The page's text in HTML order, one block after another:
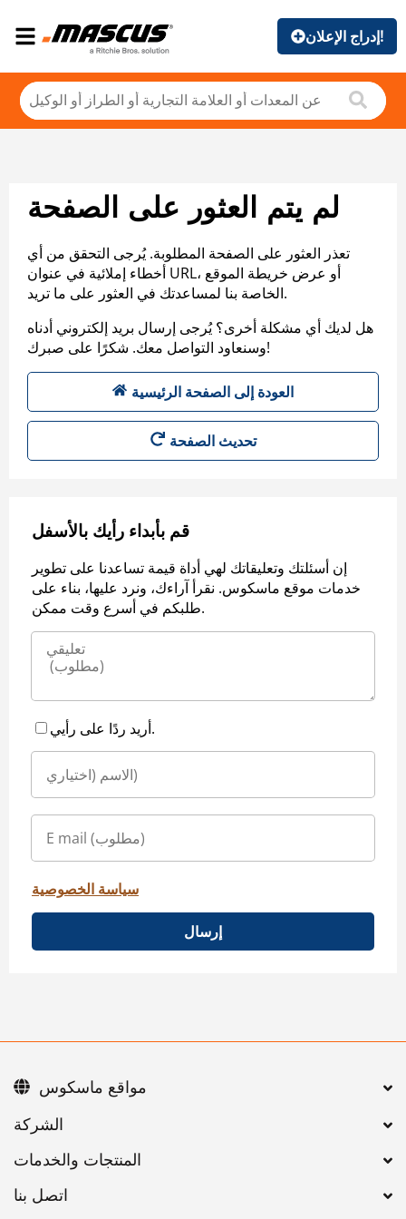
إدراج الإعلان!
لم يتم العثور على الصفحة
تعذر العثور على الصفحة المطلوبة. يُرجى التحقق من أي
أخطاء إملائية في عنوان URL، أو عرض خريطة الموقع
الخاصة بنا لمساعدتك في العثور على ما تريد.
هل لديك أي مشكلة أخرى؟ يُرجى إرسال بريد إلكتروني أدناه
وسنعاود التواصل معك. شكرًا على صبرك!
العودة إلى الصفحة الرئيسية
تحديث الصفحة
قم بأبداء رأيك بالأسفل
إن أسئلتك وتعليقاتك لهي أداة قيمة تساعدنا على تطوير
خدمات موقع ماسكوس. نقرأ آراءك، ونرد عليها، بناء على
طلبكم في أسرع وقت ممكن.
أريد ردًا على رأيي.
سياسة الخصوصية
إرسال
اتصل بنا
مواقع ماسكوس